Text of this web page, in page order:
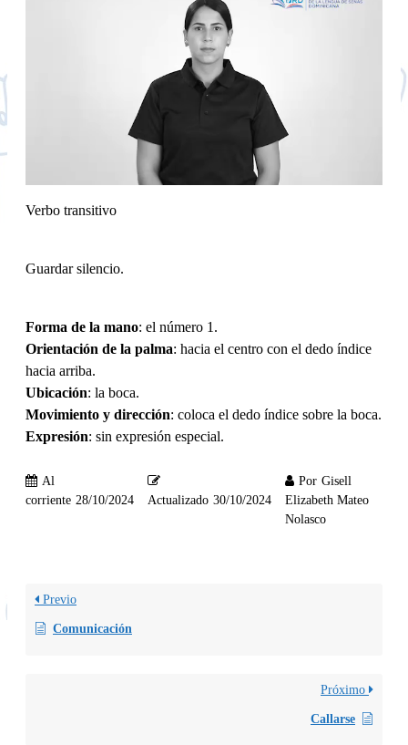
Verbo transitivo
Guardar silencio.
Forma de la mano: el número 1.
Orientación de la palma: hacia el centro con el dedo índice
hacia arriba.
Ubicación: la boca.
Movimiento y dirección: coloca el dedo índice sobre la boca.
Expresión: sin expresión especial.
Al
corriente 28/10/2024 Actualizado 30/10/2024
Por Gisell
Elizabeth Mateo
Nolasco
Previo
Comunicación
Próximo
Callarse